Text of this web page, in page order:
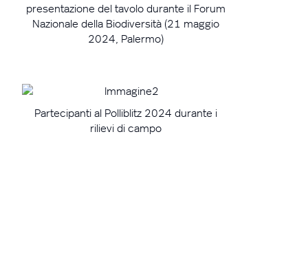
presentazione del tavolo durante il Forum
Nazionale della Biodiversità (21 maggio
2024, Palermo)
Partecipanti al Polliblitz 2024 durante i
rilievi di campo